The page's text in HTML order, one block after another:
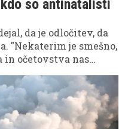
so antinatalisti
da je odločitev, da
"Nekaterim je smešno,
in očetovstva nas
Domovina brez
svet oče. Statistični
število parov brez
kot število parov z
pri nas raste. Med